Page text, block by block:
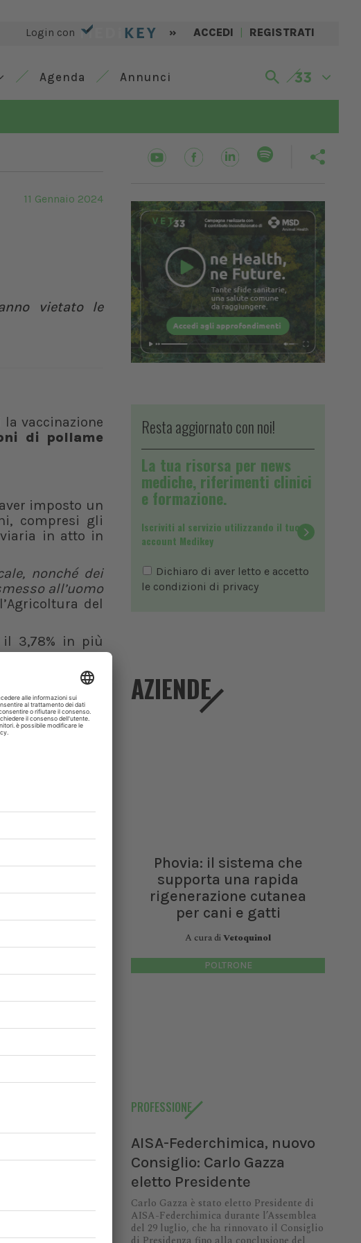
Login con » ACCEDI | REGISTRATI
Agenda Annunci
11 Gennaio 2024
vietato le
vaccinazione
di pollame
imposto un
compresi gli
in atto in
nonché dei
all’uomo
del
il 3,78% in più
trasmessa
il mondo
alimentari e
aviaria
(Woah)
lanciato una
trasmettere
sito web di
da quando
di cui cinque
sfidando le
notato. Lo
di pollame a
HPAI,
Resta aggiornato con noi!
La tua risorsa per news
mediche, riferimenti clinici
e formazione.
Iscriviti al servizio utilizzando il tuo
account Medikey
Dichiaro di aver letto e accetto
le condizioni di privacy
AZIENDE
Phovia: il sistema che
supporta una rapida
rigenerazione cutanea
per cani e gatti
A cura diVetoquinol
POLTRONE
PROFESSIONE
AISA-Federchimica, nuovo
Consiglio: Carlo Gazza
eletto Presidente
Carlo Gazza è stato eletto Presidente di
AISA-Federchimica durante l’Assemblea
del 29 luglio, che ha rinnovato il Consiglio